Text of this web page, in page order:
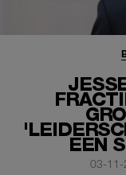
EEN
03-11-